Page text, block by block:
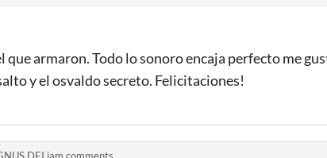
armaron. Todo lo sonoro encaja perfecto me
y el osvaldo secreto. Felicitaciones!
DEI jam comments